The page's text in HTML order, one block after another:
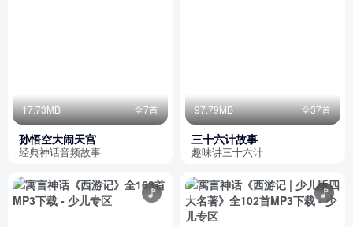
17.73MB 全7首
孙悟空大闹天宫
经典神话音频故事
97.79MB 全37首
三十六计故事
趣味讲三十六计